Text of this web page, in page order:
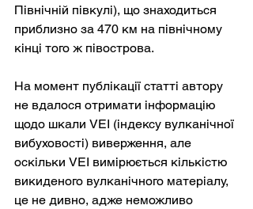
Північній півкулі), що знаходиться
приблизно за 470 км на північному
кінці того ж півострова.
На момент публікації статті автору
не вдалося отримати інформацію
щодо шкали VEI (індексу вулканічної
вибуховості) виверження, але
оскільки VEI вимірюється кількістю
викиденого вулканічного матеріалу,
це не дивно, адже неможливо